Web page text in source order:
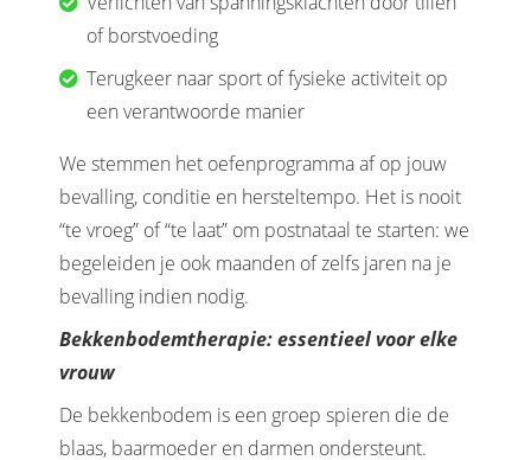
of borstvoeding
Terugkeer naar sport of fysieke activiteit op
een verantwoorde manier
We stemmen het oefenprogramma af op jouw
bevalling, conditie en hersteltempo. Het is nooit
“te vroeg” of “te laat” om postnataal te starten: we
begeleiden je ook maanden of zelfs jaren na je
bevalling indien nodig.
Bekkenbodemtherapie: essentieel voor elke
vrouw
De bekkenbodem is een groep spieren die de
blaas, baarmoeder en darmen ondersteunt.